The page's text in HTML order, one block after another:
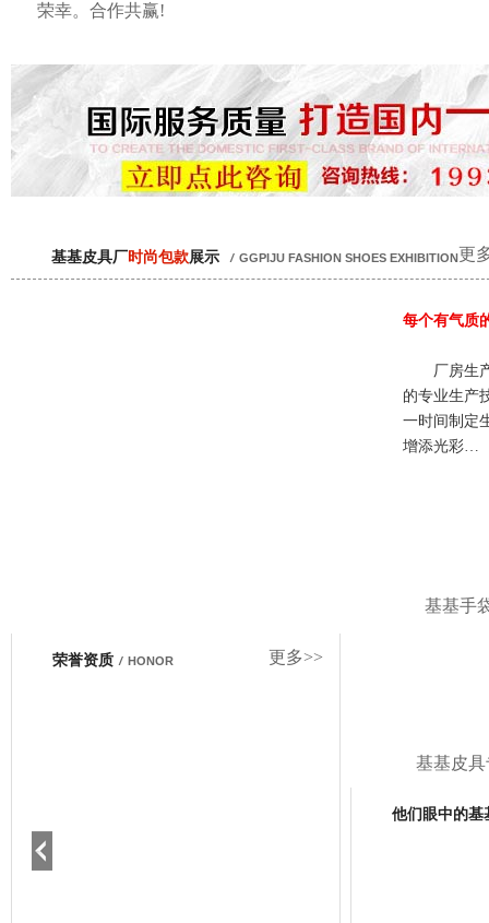
荣幸。合作共赢!
更
基基皮具厂时尚包款展示 / GGPIJU FASHION SHOES EXHIBITION
每个有气质
厂房生
的专业生产
一时间制定
增添光彩…
基基手
基基皮
更多>>
荣誉资质 / HONOR
他们眼中的基